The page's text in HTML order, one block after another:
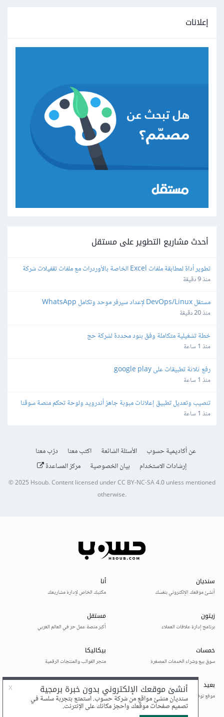
إعلانات
أحدث مشاريع التطوير على مستقل
شحن
منذ 9 دقيقة
Automation - API Gateway
منذ 20 دقيقة
خطة تشغيلية متكاملة وفق بنود محددة لشركة حج
منذ 1 ساعة
رفع ثلاثة تطبيقات على google play
منذ 1 ساعة
تنصيب وتعديل تطبيق إعلانات مبوبة جاهز أندرويد ولوحة تحكم منصة سوقنا
منذ 1 ساعة
عن أكاديمية حسوب الأسئلة الشائعة اكتب معنا
درّب معنا
إرشادات الاستخدام
بيان الخصوصية مركز المساعدة
© 2025 Hsoub.Content licensed underCC BY-NC-SA 4.0unless mentioned
otherwise.